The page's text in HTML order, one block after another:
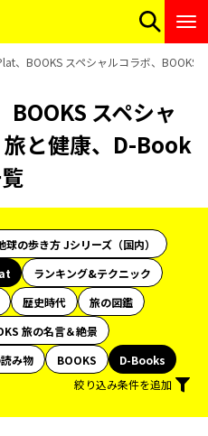
、BOOKS スペシャルコラボ、BOOKS
スペシャ
旅と健康、D-Book
球の歩き方 Jシリーズ（国内）
ランキング&テクニック
歴史時代
旅の図鑑
旅の名言＆絶景
み物 BOOKS
D-Books
絞り込み条件を追加